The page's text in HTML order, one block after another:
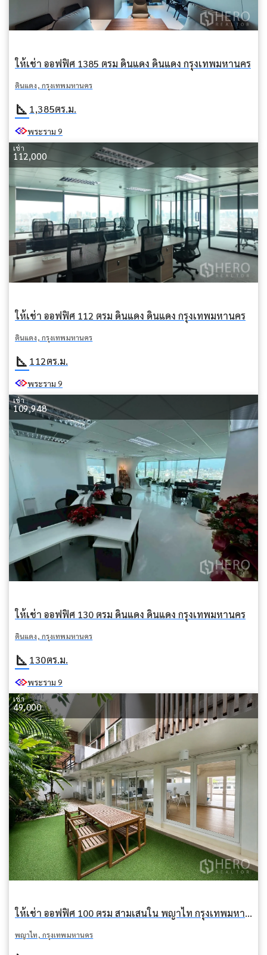
ให้เช่า ออฟฟิศ 1385 ตรม ดินแดง ดินแดง กรุงเทพมหานคร
ดินแดง, กรุงเทพมหานคร
square_foot 1,385ตร.ม.
พระราม 9
เช่า
112,000
ให้เช่า ออฟฟิศ 112 ตรม ดินแดง ดินแดง กรุงเทพมหานคร
ดินแดง, กรุงเทพมหานคร
square_foot 112ตร.ม.
พระราม 9
เช่า
109,948
ให้เช่า ออฟฟิศ 130 ตรม ดินแดง ดินแดง กรุงเทพมหานคร
ดินแดง, กรุงเทพมหานคร
square_foot 130ตร.ม.
พระราม 9
เช่า
49,000
ให้เช่า ออฟฟิศ 100 ตรม สามเสนใน พญาไท กรุงเทพมหานคร BTS อารีย์
พญาไท, กรุงเทพมหานคร